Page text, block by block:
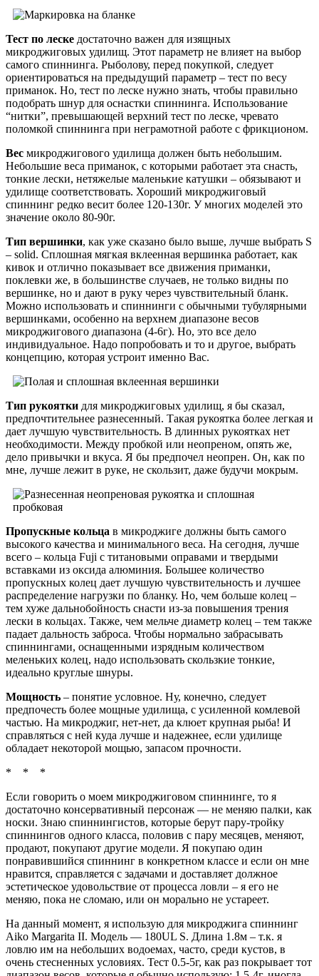
Тест по леске достаточно важен для изящных
микроджиговых удилищ. Этот параметр не влияет на выбор
самого спиннинга. Рыболову, перед покупкой, следует
ориентироваться на предыдущий параметр – тест по весу
приманок. Но, тест по леске нужно знать, чтобы правильно
подобрать шнур для оснастки спиннинга. Использование
“нитки”, превышающей верхний тест по леске, чревато
поломкой спиннинга при неграмотной работе с фрикционом.
Вес микроджигового удилища должен быть небольшим.
Небольшие веса приманок, с которыми работает эта снасть,
тонкие лески, нетяжелые маленькие катушки – обязывают и
удилище соответствовать. Хороший микроджиговый
спиннинг редко весит более 120-130г. У многих моделей это
значение около 80-90г.
Тип вершинки, как уже сказано было выше, лучше выбрать S
– solid. Сплошная мягкая вклеенная вершинка работает, как
кивок и отлично показывает все движения приманки,
поклевки же, в большинстве случаев, не только видны по
вершинке, но и дают в руку через чувствительный бланк.
Можно использовать и спиннинги с обычными тубулярными
вершинками, особенно на верхнем диапазоне весов
микроджигового диапазона (4-6г). Но, это все дело
индивидуальное. Надо попробовать и то и другое, выбрать
концепцию, которая устроит именно Вас.
Тип рукоятки для микроджиговых удилищ, я бы сказал,
предпочтительнее разнесенный. Такая рукоятка более легкая и
дает лучшую чувствительность. В длинных рукоятках нет
необходимости. Между пробкой или неопреном, опять же,
дело привычки и вкуса. Я бы предпочел неопрен. Он, как по
мне, лучше лежит в руке, не скользит, даже будучи мокрым.
Пропускные кольца в микроджиге должны быть самого
высокого качества и минимального веса. На сегодня, лучше
всего – кольца Fuji с титановыми оправами и твердыми
вставками из оксида алюминия. Большее количество
пропускных колец дает лучшую чувствительность и лучшее
распределение нагрузки по бланку. Но, чем больше колец –
тем хуже дальнобойность снасти из-за повышения трения
лески в кольцах. Также, чем мельче диаметр колец – тем также
падает дальность заброса. Чтобы нормально забрасывать
спиннингами, оснащенными изрядным количеством
меленьких колец, надо использовать скользкие тонкие,
идеально круглые шнуры.
Мощность – понятие условное. Ну, конечно, следует
предпочесть более мощные удилища, с усиленной комлевой
частью. На микроджиг, нет-нет, да клюет крупная рыба! И
справляться с ней куда лучше и надежнее, если удилище
обладает некоторой мощью, запасом прочности.
* * *
Если говорить о моем микроджиговом спиннинге, то я
достаточно консервативный персонаж — не меняю палки, как
носки. Знаю спиннингистов, которые берут пару-тройку
спиннингов одного класса, половив с пару месяцев, меняют,
продают, покупают другие модели. Я покупаю один
понравившийся спиннинг в конкретном классе и если он мне
нравится, справляется с задачами и доставляет должное
эстетическое удовольствие от процесса ловли – я его не
меняю, пока не сломаю, или он морально не устареет.
На данный момент, я использую для микроджига спиннинг
Aiko Margarita II. Модель — 180UL S. Длина 1.8м – т.к. я
ловлю им на небольших водоемах, часто, среди кустов, в
очень стесненных условиях. Тест 0.5-5г, как раз покрывает тот